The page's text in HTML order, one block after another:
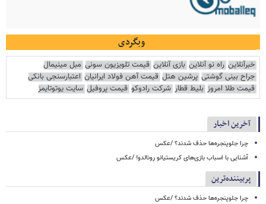
وبگردی
خبرآنلاین راه نو آنلاین بازی آنلاین قیمت تلویزیون سونی مبل مینیمال
جراح بینی گوشتی پرشین هتل قیمت آهن فولاد ایرانیان اعتبارسنجی بانکی
قیمت طلا امروز بلیط قطار شرکت رادوکو قیمت پروفیل سایت یوتوتایمز
آخرین اخبار
چرا جلوپنجره‌ها حذف شدند؟ /عکس
آشنایی با اسباب‌ بازی‌های کریستیانو رونالدو! /عکس
پربیننده‌ترین
چرا جلوپنجره‌ها حذف شدند؟ /عکس